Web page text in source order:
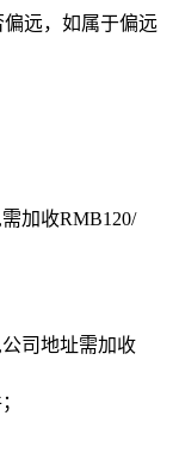
远，如属于偏远
加收RMB120/
司地址需加收